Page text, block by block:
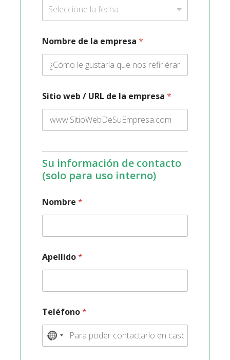
Seleccione la fecha
Nombre de la empresa *
Sitio web / URL de la empresa *
Su información de contacto
(solo para uso interno)
Nombre *
Apellido*
Teléfono*
N